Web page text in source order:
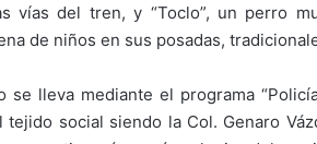
vías del tren, y “Toclo”, un perro
de niños en sus posadas,
lleva mediante el programa
social siendo la Col. Genaro